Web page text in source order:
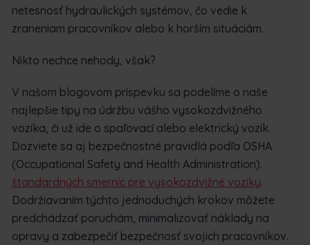
netesnosť hydraulických systémov, čo vedie k
zraneniam pracovníkov alebo k horším situáciám.
Nikto nechce nehody, však?
V našom blogovom príspevku sa podelíme o naše
najlepšie tipy na údržbu vášho vysokozdvižného
vozíka, či už ide o spaľovací alebo elektrický vozík.
Dozviete sa aj bezpečnostné pravidlá podľa OSHA
(Occupational Safety and Health Administration).
štandardných smerníc pre vysokozdvižné vozíky.
Dodržiavaním týchto jednoduchých krokov môžete
predchádzať poruchám, minimalizovať náklady na
opravy a zabezpečiť bezpečnosť svojich pracovníkov.